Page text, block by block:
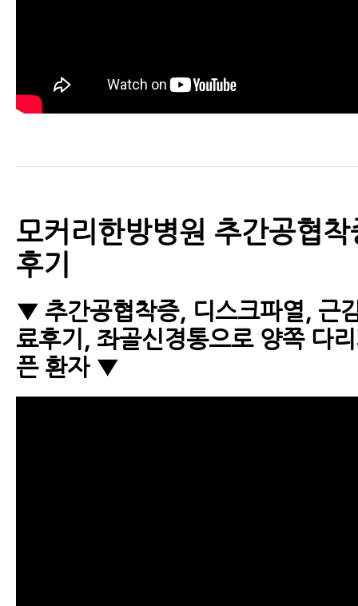
모커리한방병원 추간공협
후기
▼ 추간공협착증, 디스크파열, 근
료후기, 좌골신경통으로 양쪽 다
픈 환자 ▼